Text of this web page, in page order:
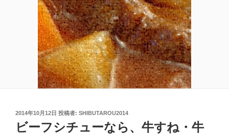
投
稿
日:
2014年10月12日 投稿者: SHIBUTAROU2014
ビーフシチューなら、牛すね・牛